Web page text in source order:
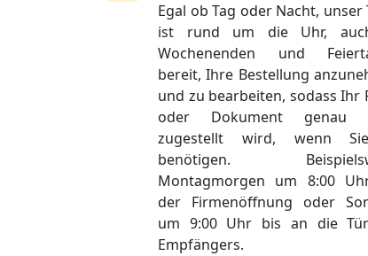
Egal ob Tag oder Nacht, unser
ist rund um die Uhr,
Wochenenden und
bereit, Ihre Bestellung
und zu bearbeiten, sodass Ihr
oder Dokument genau
zugestellt wird, wenn
benötigen.
Montagmorgen um 8:00
der Firmenöffnung oder
um 9:00 Uhr bis an die
Empfängers.